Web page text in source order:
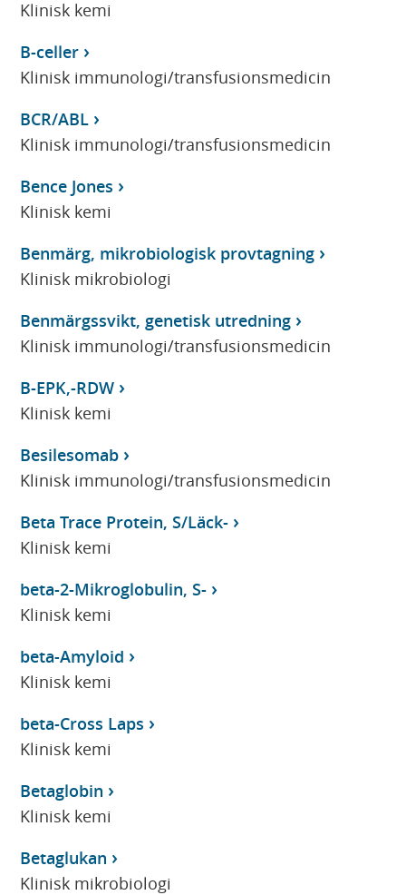
Klinisk kemi
B-celler
Klinisk immunologi/transfusionsmedicin
BCR/ABL
Klinisk immunologi/transfusionsmedicin
Bence Jones
Klinisk kemi
Benmärg, mikrobiologisk provtagning
Klinisk mikrobiologi
Benmärgssvikt, genetisk utredning
Klinisk immunologi/transfusionsmedicin
B-EPK,-RDW
Klinisk kemi
Besilesomab
Klinisk immunologi/transfusionsmedicin
Beta Trace Protein, S/Läck-
Klinisk kemi
beta-2-Mikroglobulin, S-
Klinisk kemi
beta-Amyloid
Klinisk kemi
beta-Cross Laps
Klinisk kemi
Betaglobin
Klinisk kemi
Betaglukan
Klinisk mikrobiologi